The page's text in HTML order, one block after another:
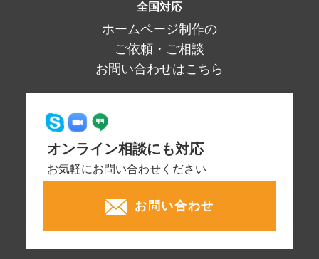
全国対応
ホームページ制作の
ご依頼・ご相談
お問い合わせはこちら
オンライン相談にも対応
お気軽にお問い合わせください
お問い合わせ